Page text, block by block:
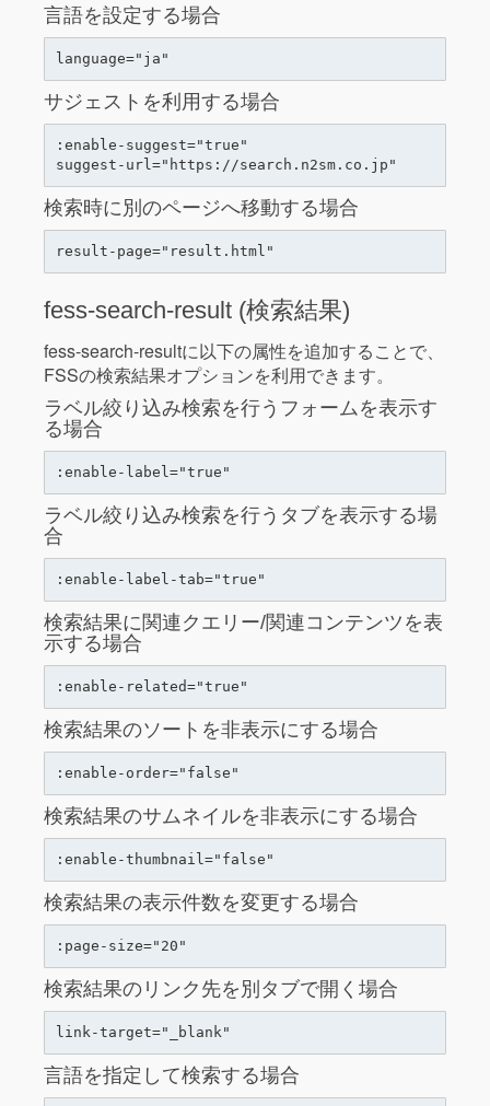
言語を設定する場合
サジェストを利用する場合
:enable-suggest="true"
検索時に別のページへ移動する場合
fess-search-result (検索結果)
fess-search-resultに以下の属性を追加することで、
FSSの検索結果オプションを利用できます。
ラベル絞り込み検索を行うフォームを表示す
る場合
ラベル絞り込み検索を行うタブを表示する場
合
検索結果に関連クエリー/関連コンテンツを表
示する場合
検索結果のソートを非表示にする場合
検索結果のサムネイルを非表示にする場合
検索結果の表示件数を変更する場合
検索結果のリンク先を別タブで開く場合
言語を指定して検索する場合